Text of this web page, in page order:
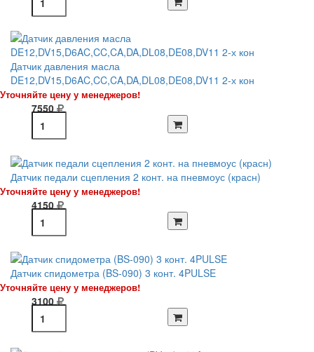
Датчик давления масла
DE12,DV15,D6AC,CC,CA,DA,DL08,DE08,DV11 2-х кон
Уточняйте цену у менеджеров!
7550
Датчик педали сцепления 2 конт. на пневмоус (красн)
Уточняйте цену у менеджеров!
4150
Датчик спидометра (BS-090) 3 конт. 4PULSE
Уточняйте цену у менеджеров!
3100